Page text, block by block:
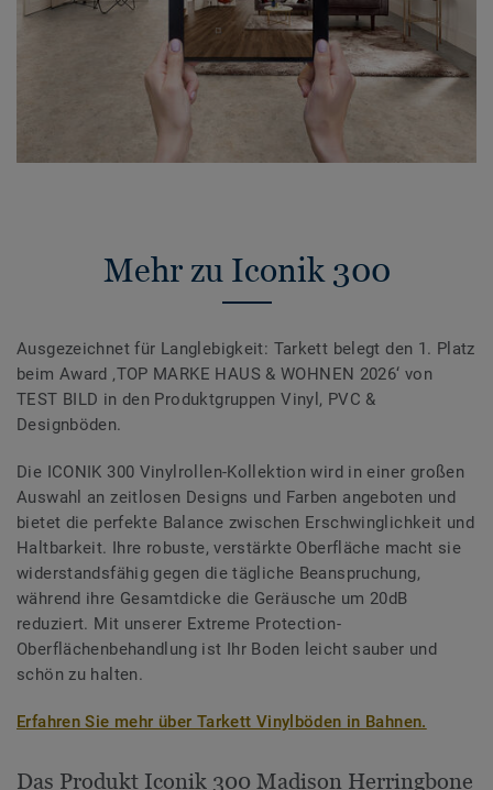
Mehr zu Iconik 300
Ausgezeichnet für Langlebigkeit: Tarkett belegt den 1. Platz
beim Award ‚TOP MARKE HAUS & WOHNEN 2026‘ von
TEST BILD in den Produktgruppen Vinyl, PVC &
Designböden.
Die ICONIK 300 Vinylrollen-Kollektion wird in einer großen
Auswahl an zeitlosen Designs und Farben angeboten und
bietet die perfekte Balance zwischen Erschwinglichkeit und
Haltbarkeit. Ihre robuste, verstärkte Oberfläche macht sie
widerstandsfähig gegen die tägliche Beanspruchung,
während ihre Gesamtdicke die Geräusche um 20dB
reduziert. Mit unserer Extreme Protection-
Oberflächenbehandlung ist Ihr Boden leicht sauber und
schön zu halten.
Erfahren Sie mehr über Tarkett Vinylböden in Bahnen.
Das Produkt Iconik 300 Madison Herringbone